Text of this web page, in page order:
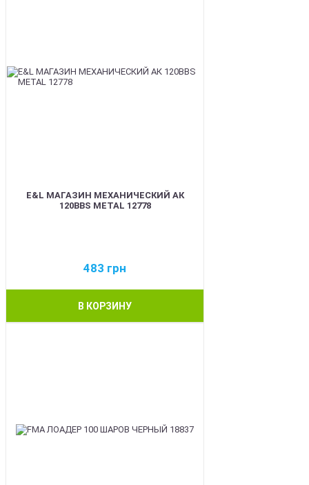
E&L МАГАЗИН МЕХАНИЧЕСКИЙ АК
120BBS METAL 12778
483 грн
В КОРЗИНУ